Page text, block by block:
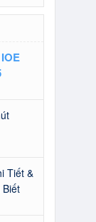
Tiết &